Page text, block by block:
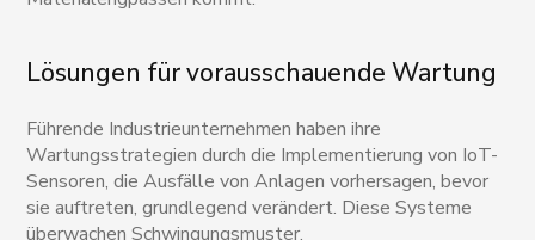
Lösungen für vorausschauende Wartung
Führende Industrieunternehmen haben ihre
Wartungsstrategien durch die Implementierung von IoT-
Sensoren, die Ausfälle von Anlagen vorhersagen, bevor
sie auftreten, grundlegend verändert. Diese Systeme
überwachen Schwingungsmuster,